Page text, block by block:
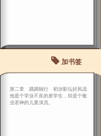
加书签
第二章 踽踽独行 初涉影坛好风流
他是个学业不良的差学生，却是个敬
业若神的儿童演员。